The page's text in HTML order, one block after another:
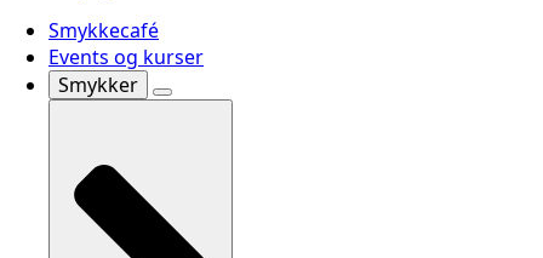
Smykkecafé
Events og kurser
Smykker